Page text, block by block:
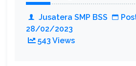
Jusatera SMP BSS
28/02/2023
543 Views